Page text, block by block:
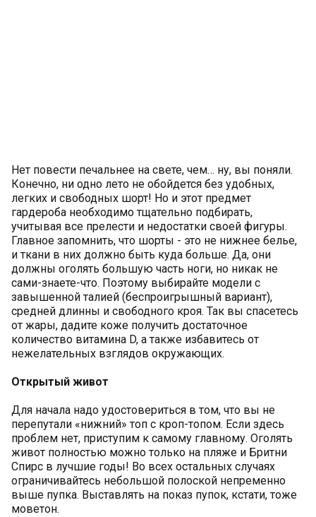
Нет повести печальнее на свете, чем… ну, вы поняли.
Конечно, ни одно лето не обойдется без удобных,
легких и свободных шорт! Но и этот предмет
гардероба необходимо тщательно подбирать,
учитывая все прелести и недостатки своей фигуры.
Главное запомнить, что шорты - это не нижнее белье,
и ткани в них должно быть куда больше. Да, они
должны оголять большую часть ноги, но никак не
сами-знаете-что. Поэтому выбирайте модели с
завышенной талией (беспроигрышный вариант),
средней длинны и свободного кроя. Так вы спасетесь
от жары, дадите коже получить достаточное
количество витамина D, а также избавитесь от
нежелательных взглядов окружающих.
Открытый живот
Для начала надо удостовериться в том, что вы не
перепутали «нижний» топ с кроп-топом. Если здесь
проблем нет, приступим к самому главному. Оголять
живот полностью можно только на пляже и Бритни
Спирс в лучшие годы! Во всех остальных случаях
ограничивайтесь небольшой полоской непременно
выше пупка. Выставлять на показ пупок, кстати, тоже
моветон.